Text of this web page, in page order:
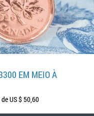
EM MEIO À
US $ 50,60